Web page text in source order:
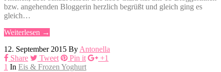
bzw. angehenden Bloggerin herzlich begrüßt und gleich ging es
gleich…
Weiterlesen →
12. September 2015 By Antonella
Share
Tweet Pin it
+1
1 In Eis & Frozen Yoghurt